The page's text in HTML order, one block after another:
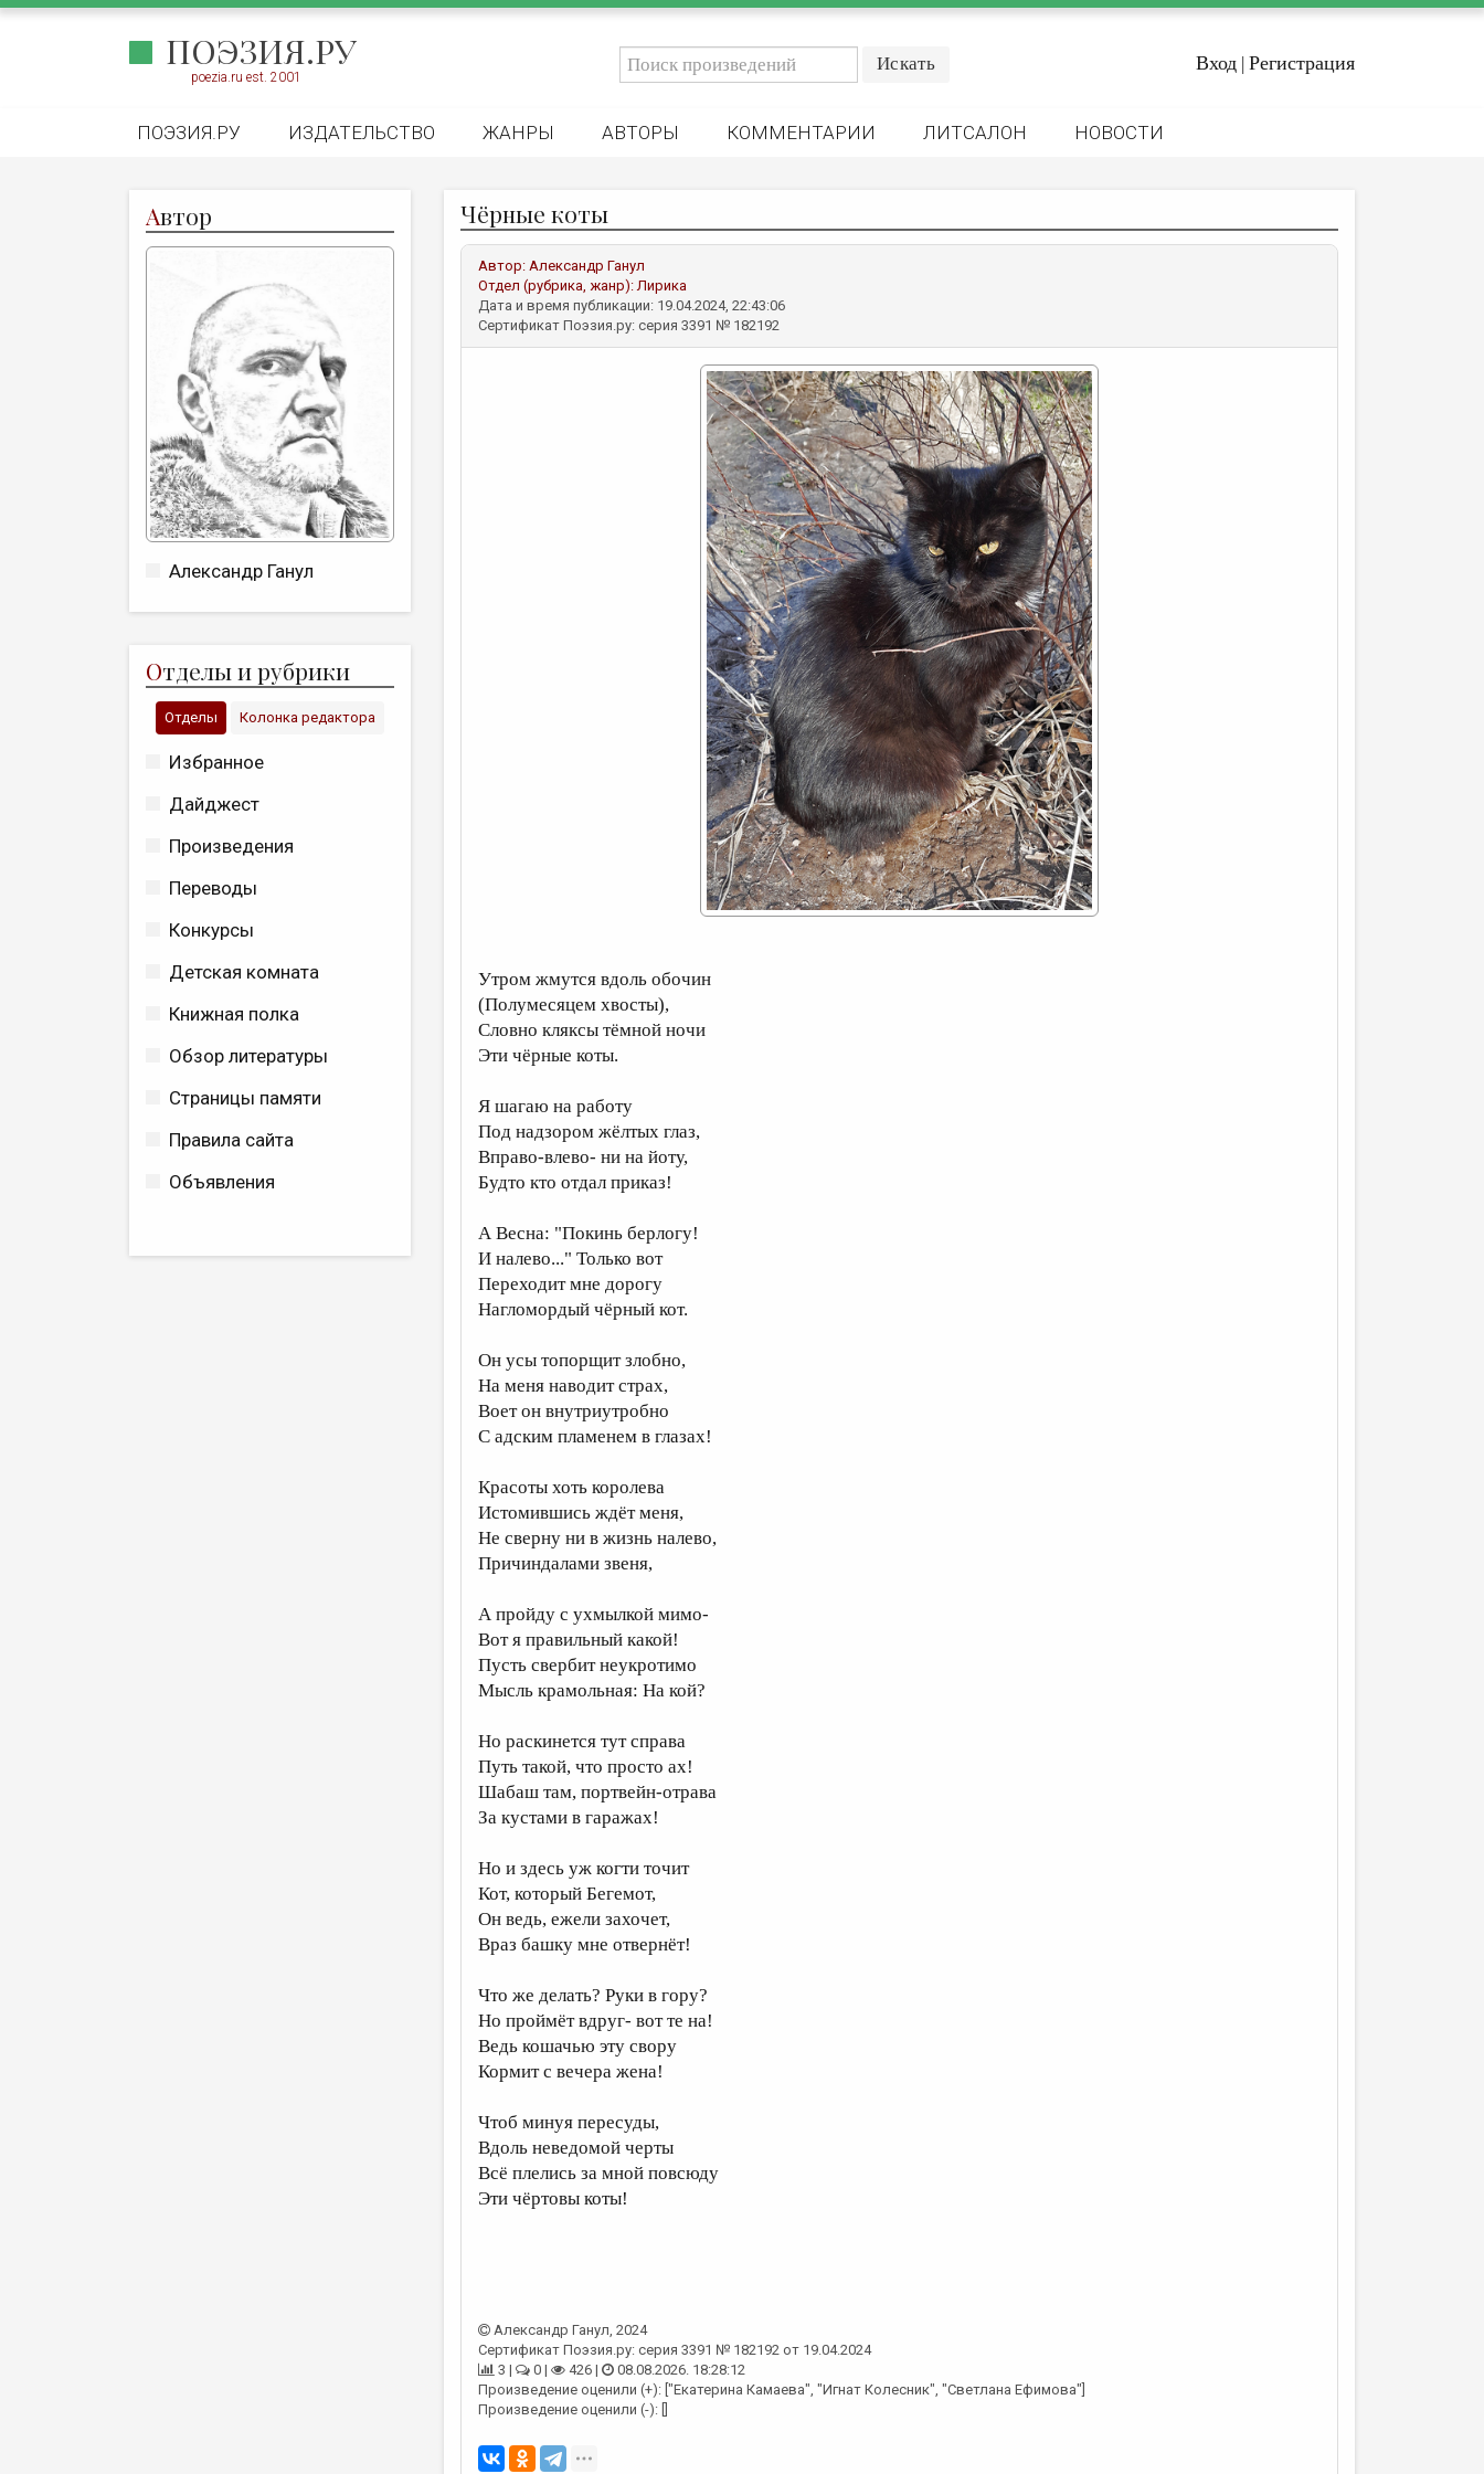
ПОЭЗИЯ.РУ
poezia.ru est. 2001
Вход | Регистрация
ПОЭЗИЯ.РУ ИЗДАТЕЛЬСТВО ЖАНРЫ АВТОРЫ КОММЕНТАРИИ ЛИТСАЛОН НОВОСТИ
Автор
Александр Ганул
Отделы и рубрики
Отделы Колонка редактора
Избранное
Дайджест
Произведения
Переводы
Конкурсы
Детская комната
Книжная полка
Обзор литературы
Страницы памяти
Правила сайта
Объявления
Чёрные коты
Автор: Александр Ганул
Отдел (рубрика, жанр):Лирика
Дата и время публикации: 19.04.2024, 22:43:06
Сертификат Поэзия.ру: серия 3391 № 182192
Утром жмутся вдоль обочин
(Полумесяцем хвосты),
Словно кляксы тёмной ночи
Эти чёрные коты.
Я шагаю на работу
Под надзором жёлтых глаз,
Вправо-влево- ни на йоту,
Будто кто отдал приказ!
А Весна: "Покинь берлогу!
И налево..." Только вот
Переходит мне дорогу
Нагломордый чёрный кот.
Он усы топорщит злобно,
На меня наводит страх,
Воет он внутриутробно
С адским пламенем в глазах!
Красоты хоть королева
Истомившись ждёт меня,
Не сверну ни в жизнь налево,
Причиндалами звеня,
А пройду с ухмылкой мимо-
Вот я правильный какой!
Пусть свербит неукротимо
Мысль крамольная: На кой?
Но раскинется тут справа
Путь такой, что просто ах!
Шабаш там, портвейн-отрава
За кустами в гаражах!
Но и здесь уж когти точит
Кот, который Бегемот,
Он ведь, ежели захочет,
Враз башку мне отвернёт!
Что же делать? Руки в гору?
Но проймёт вдруг- вот те на!
Ведь кошачью эту свору
Кормит с вечера жена!
Чтоб минуя пересуды,
Вдоль неведомой черты
Всё плелись за мной повсюду
Эти чёртовы коты!
Александр Ганул, 2024
Сертификат Поэзия.ру: серия 3391 № 182192 от 19.04.2024
3 |
0 | 426 |
08.08.2026. 18:28:12
Произведение оценили (+): ["Екатерина Камаева", "Игнат Колесник", "Светлана Ефимова"]
Произведение оценили (-): []